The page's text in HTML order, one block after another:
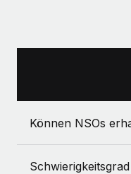
Mehr erfahren
Können NSOs
Schwierigkeitsgrad